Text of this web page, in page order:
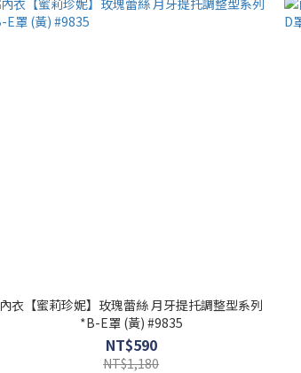
內衣【蜜莉珍妮】玫瑰蕾絲 月牙提托調整型系列
*B-E罩 (黃) #9835
NT$590
NT$1,180